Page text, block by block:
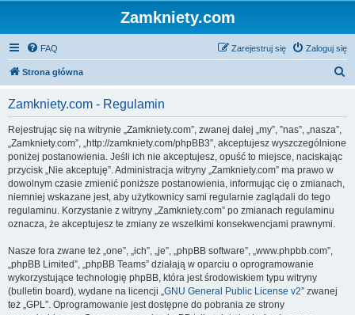
Zamkniety.com
FAQ Zaloguj się
Zarejestruj się
Strona główna
Zamkniety.com - Regulamin
Rejestrując się na witrynie „Zamkniety.com”, zwanej dalej „my”, ”nas”, „nasza”,
„Zamkniety.com”, „http://zamkniety.com/phpBB3”, akceptujesz wyszczególnione
poniżej postanowienia. Jeśli ich nie akceptujesz, opuść to miejsce, naciskając
przycisk „Nie akceptuję”. Administracja witryny „Zamkniety.com” ma prawo w
dowolnym czasie zmienić poniższe postanowienia, informując cię o zmianach,
niemniej wskazane jest, aby użytkownicy sami regularnie zaglądali do tego
regulaminu. Korzystanie z witryny „Zamkniety.com” po zmianach regulaminu
oznacza, że akceptujesz te zmiany ze wszelkimi konsekwencjami prawnymi.
Nasze fora zwane też „one”, „ich”, „je”, „phpBB software”, „www.phpbb.com”,
„phpBB Limited”, „phpBB Teams” działają w oparciu o oprogramowanie
wykorzystujące technologię phpBB, która jest środowiskiem typu witryny
(bulletin board), wydane na licencji „GNU General Public License v2” zwanej
też „GPL”. Oprogramowanie jest dostępne do pobrania ze strony